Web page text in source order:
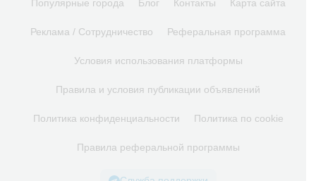
Популярные города Блог Контакты Карта сайта
Реклама / Сотрудничество Реферальная программа
Условия использования платформы
Правила и условия публикации объявлений
Политика конфиденциальности Политика по cookie
Правила реферальной программы